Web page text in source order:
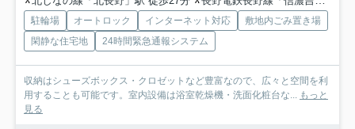
駐輪場 オートロック インターネット対応
敷地内ごみ置き場
閑静な住宅地
24時間緊急通報システム
収納はシューズボックス・クロゼットなど豊富なので、広々と空間を利
用することも可能です。室内設備は浴室乾燥機・洗面化粧台な... もっと
見る